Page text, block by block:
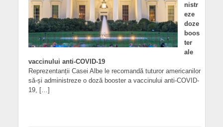
nistr
eze
doze
boos
ter
ale
vaccinului anti-COVID-19
Reprezentanții Casei Albe le recomandă tuturor americanilor
să-și administreze o doză booster a vaccinului anti-COVID-
19, […]